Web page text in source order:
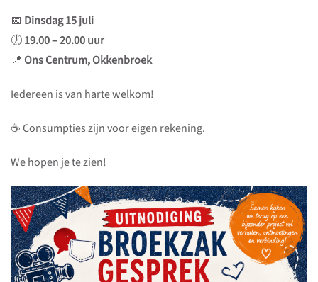
📅 Dinsdag 15 juli
🕖19.00 – 20.00 uur
📍 Ons Centrum, Okkenbroek
Iedereen is van harte welkom!
☕ Consumpties zijn voor eigen rekening.
We hopen je te zien!